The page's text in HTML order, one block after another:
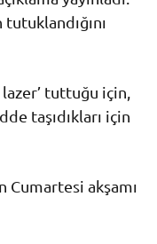
tutuklandığını
tuttuğu için,
taşıdıkları için
Cumartesi akşamı